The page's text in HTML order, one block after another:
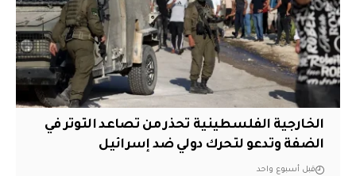
الخارجية الفلسطينية تحذر من تصاعد التوتر في
الضفة وتدعو لتحرك دولي ضد إسرائيل
قبل أسبوع واحد